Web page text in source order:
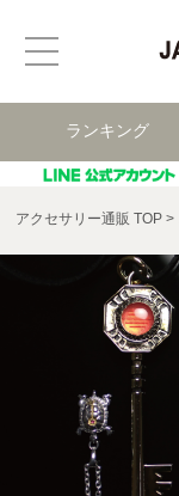
ランキング
アクセサリー通販 TOP